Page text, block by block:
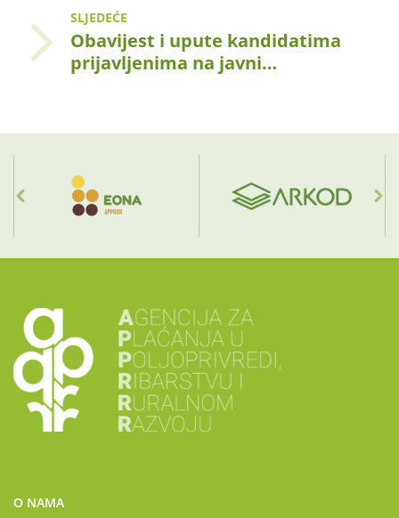
SLJEDEĆE
Obavijest i upute kandidatima
prijavljenima na javni…
O NAMA